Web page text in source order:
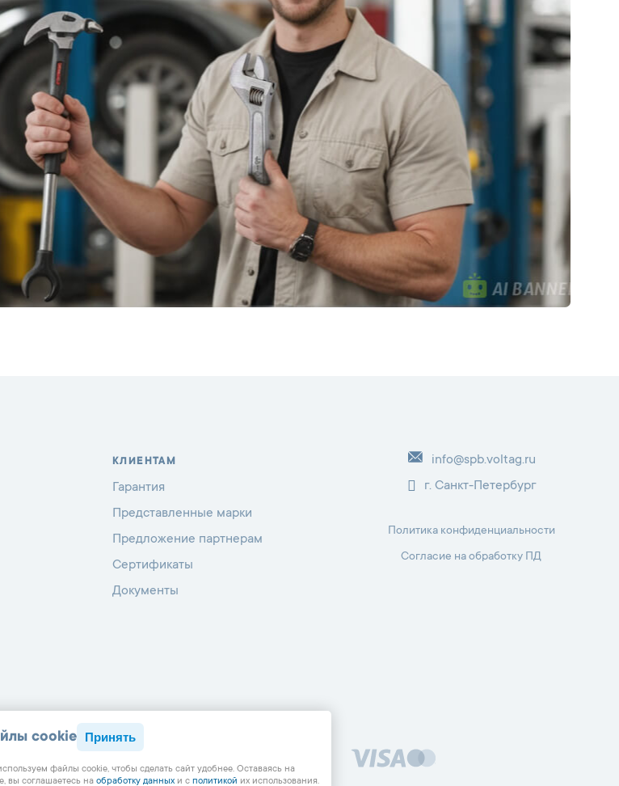
КЛИЕНТАМ
Гарантия
Представленные марки
Предложение партнерам
Сертификаты
Документы
info@spb.voltag.ru
г. Санкт-Петербург
Политика конфиденциальности
Согласие на обработку ПД
положениями Статьи 437 Гражданского кодекса РФ.
cookie Принять
файлы cookie, чтобы cделать сайт удобнее. Оставаясь на
вы соглашаетесь на обработку данныхи с политикой их использования.